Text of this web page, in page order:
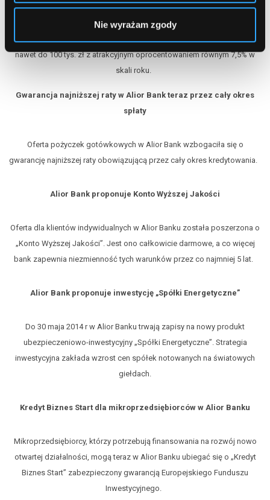
Nie wyrażam zgody
Specjalny kredyt gotówkowy tylko dla kobiet pojawił się w Alior Banku.
Pożyczka „Rozważna i romantyczna” umożliwia korzystne finansowanie
nawet do 100 tys. zł z atrakcyjnym oprocentowaniem równym 7,5% w
skali roku.
Gwarancja najniższej raty w Alior Bank teraz przez cały okres
spłaty
Oferta pożyczek gotówkowych w Alior Bank wzbogaciła się o
gwarancję najniższej raty obowiązującą przez cały okres kredytowania.
Alior Bank proponuje Konto Wyższej Jakości
Oferta dla klientów indywidualnych w Alior Banku została poszerzona o
„Konto Wyższej Jakości”. Jest ono całkowicie darmowe, a co więcej
bank zapewnia niezmienność tych warunków przez co najmniej 5 lat.
Alior Bank proponuje inwestycję „Spółki Energetyczne”
Do 30 maja 2014 r w Alior Banku trwają zapisy na nowy produkt
ubezpieczeniowo-inwestycyjny „Spółki Energetyczne”. Strategia
inwestycyjna zakłada wzrost cen spółek notowanych na światowych
giełdach.
Kredyt Biznes Start dla mikroprzedsiębiorców w Alior Banku
Mikroprzedsiębiorcy, którzy potrzebują finansowania na rozwój nowo
otwartej działalności, mogą teraz w Alior Banku ubiegać się o „Kredyt
Biznes Start” zabezpieczony gwarancją Europejskiego Funduszu
Inwestycyjnego.